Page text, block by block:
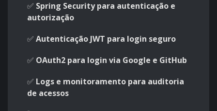
✅ Spring Security para autenticação e
autorização
✅ Autenticação JWT para login seguro
✅ OAuth2 para login via Google e GitHub
✅ Logs e monitoramento para auditoria
de acessos